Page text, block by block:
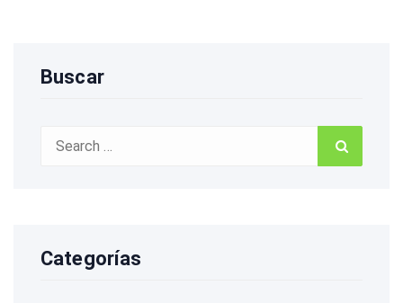
Buscar
Search
Categorías